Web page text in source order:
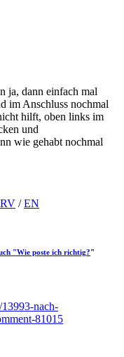
ja, dann einfach mal
im Anschluss nochmal
hilft, oben links im
und
wie gehabt nochmal
/EN
"Wie poste ich richtig?"
nach-
81015